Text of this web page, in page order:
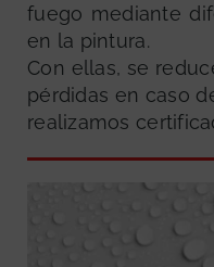
fuego mediante
en la pintura.
Con ellas, se
pérdidas en caso
realizamos